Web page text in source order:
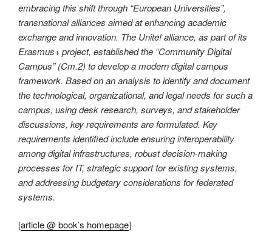
embracing this shift through “European Universities”,
transnational alliances aimed at enhancing academic
exchange and innovation. The Unite! alliance, as part of its
Erasmus+ project, established the “Community Digital
Campus” (Cm.2) to develop a modern digital campus
framework. Based on an analysis to identify and document
the technological, organizational, and legal needs for such a
campus, using desk research, surveys, and stakeholder
discussions, key requirements are formulated. Key
requirements identified include ensuring interoperability
among digital infrastructures, robust decision-making
processes for IT, strategic support for existing systems,
and addressing budgetary considerations for federated
systems.
[article @ book’s homepage]